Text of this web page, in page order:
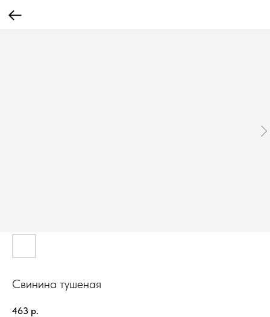
Свинина тушеная
463 р.